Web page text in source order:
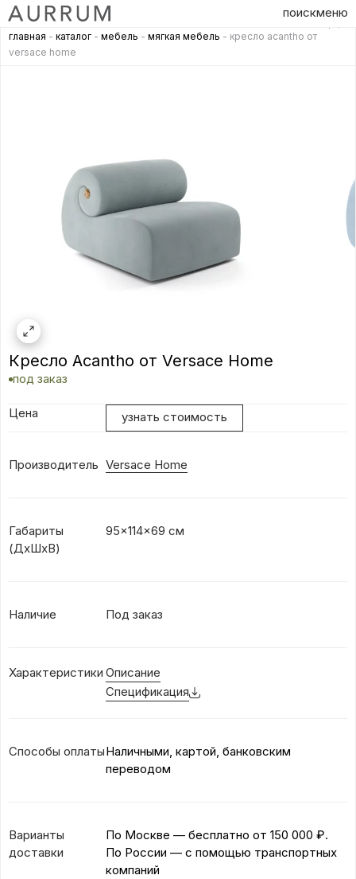
поискменю
главная - каталог - мебель - мягкая мебель - кресло acantho от
versace home
Кресло Acantho от Versace Home
под заказ
Цена узнать стоимость
Производитель Versace Home
Габариты
(ДхШхВ)
95×114×69 см
Наличие Под заказ
Характеристики Описание
Спецификация
Способы оплатыНаличными, картой, банковским
переводом
Варианты
доставки
По Москве — бесплатно от 150 000 ₽.
По России — с помощью транспортных
компаний